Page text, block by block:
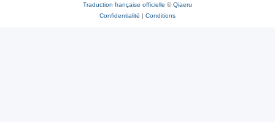
Traduction française officielle ©Qiaeru
Confidentialité | Conditions